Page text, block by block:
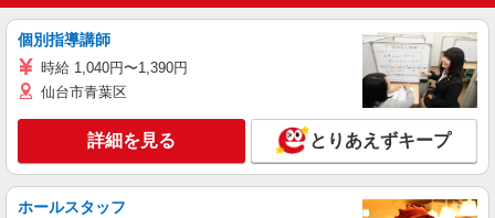
個別指導講師
時給 1,040円〜1,390円
仙台市青葉区
詳細を見る とりあえずキープ
ホールスタッフ